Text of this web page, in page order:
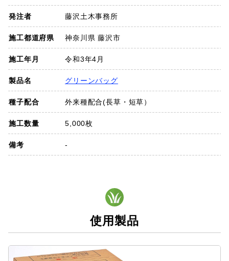
プライバシーポリシー
お問い合わせ
発注者 藤沢土木事務所
施工都道府県 神奈川県 藤沢市
施工年月 令和3年4月
製品名 グリーンバッグ
種子配合 外来種配合(長草・短草）
施工数量 5,000枚
備考 -
使用製品